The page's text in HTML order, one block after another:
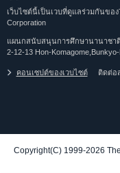
เว็บไซต์นี้เป็นเวบที่ดูแลร่วมกันของ
Corporation
แผนกสนับสนุนการศึกษานานาชาติ
2-12-13 Hon-
คอนเซปต์ของเวบไซต์ ติดต่อ
Copyright(C) 1999-2026